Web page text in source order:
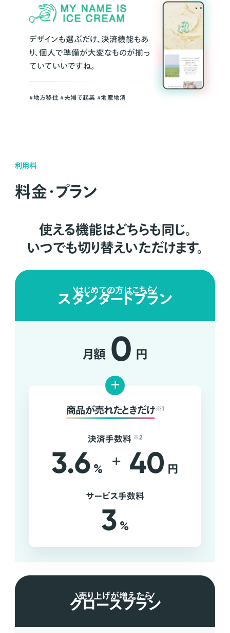
デザインも選ぶだけ、決済機能もあ
り、個人で準備が大変なものが揃っ
ていていいですね。
#地方移住 #夫婦で起業 #地産地消
利用料
料金・プラン
使える機能はどちらも同じ。
いつでも切り替えいただけます。
はじめての方はこちら
スタンダードプラン
月額 0 円
+
商品が売れたときだけ ※1
決済手数料 ※2
3.6 % + 40 円
サービス手数料
3 %
売り上げが増えたら
グロースプラン